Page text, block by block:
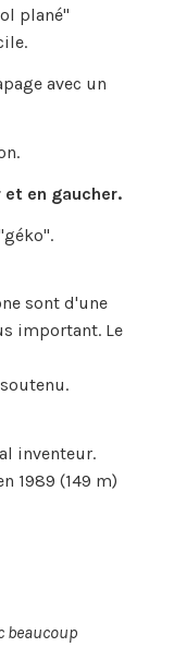
plané"
avec un
en gaucher.
sont d'une
important. Le
inventeur.
1989 (149 m)
beaucoup